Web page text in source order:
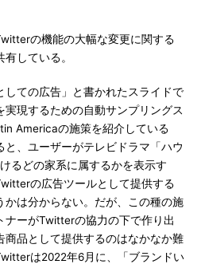
の機能の大幅な変更に関する
している。
ての広告」と書かれたスライドで
現するための自動サンプリングス
Americaの施策を紹介している
と、ユーザーがテレビドラマ「ハウ
るどの家系に属するかを表示す
の広告ツールとして提供する
かは分からない。だが、この種の施
ナーがTwitterの協力の下で作り出
商品として提供するのはなかなか難
は2022年6月に、「ブランドい